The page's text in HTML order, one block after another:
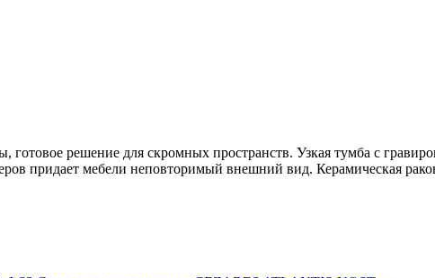
готовое решение для скромных пространств. Узкая тумба с
придает мебели неповторимый внешний вид. Керамическая